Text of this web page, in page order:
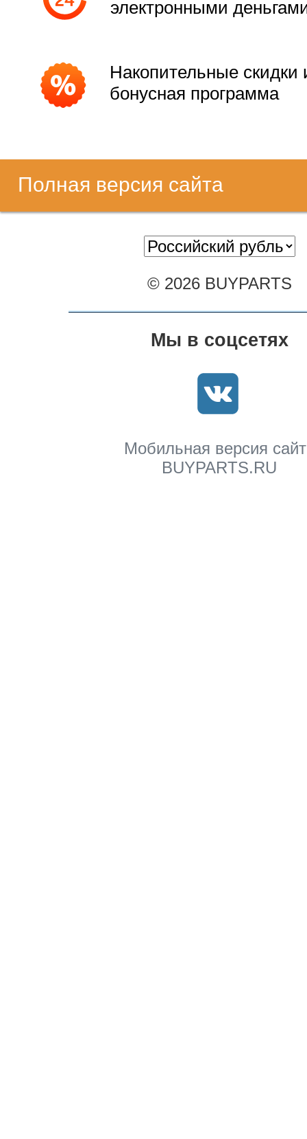
электронными
Накопительные скидки
бонусная программа
Полная версия сайта
© 2026 BUYPARTS
Мы в соцсетях
Мобильная версия
BUYPARTS.RU